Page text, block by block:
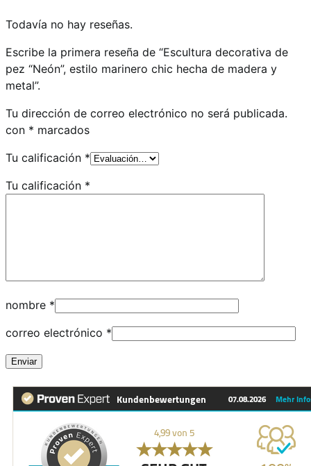
Todavía no hay reseñas.
Escribe la primera reseña de “Escultura decorativa de
pez “Neón”, estilo marinero chic hecha de madera y
metal”.
Tu dirección de correo electrónico no será publicada.
con * marcados
Tu calificación *
Tu calificación *
nombre *
correo electrónico *